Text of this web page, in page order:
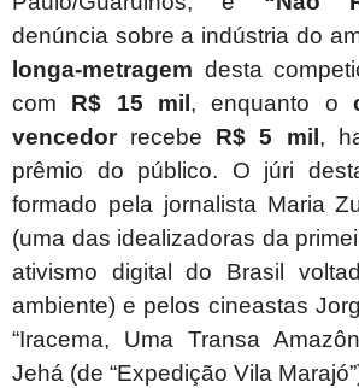
denúncia sobre a indústria do
longa-metragem desta
com R$ 15 mil , enquanto o
vencedorrecebe R$ 5 mil ,
prêmio do público. O júri
formado pela jornalista Maria
(uma das idealizadoras da
ativismo digital do Brasil
ambiente) e pelos cineastas
“Iracema, Uma Transa
Jehá (de “Expedição Vila